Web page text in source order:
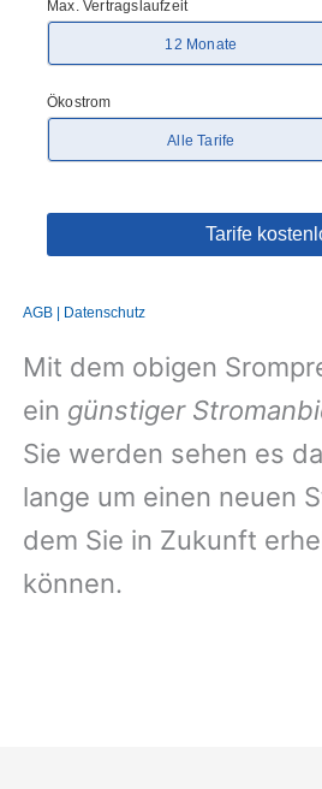
Mit dem obigen
ein günstiger
Sie werden sehen es
lange um einen neuen
dem Sie in Zukunft
können.